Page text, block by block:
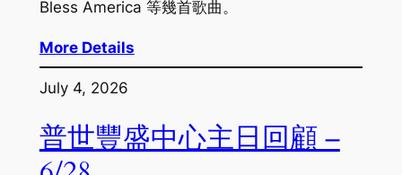
Bless America 等幾首歌曲。
More Details
July 4, 2026
普世豐盛中心主日回顧 –